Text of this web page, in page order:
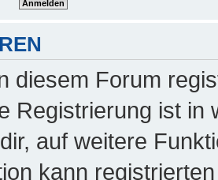
diesem Forum
Registrierung ist in
auf weitere
kann